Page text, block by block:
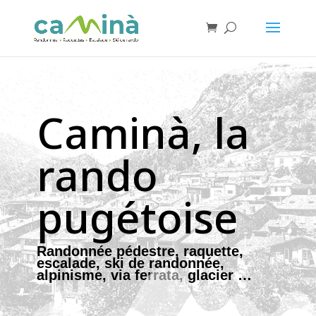
Caminà, la
rando
pugétoise
Randonnée pédestre, raquette,
escalade, ski de randonnée,
alpinisme, via ferrata, glacier …